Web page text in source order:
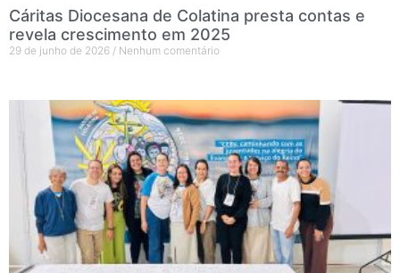
Cáritas Diocesana de Colatina presta contas e
revela crescimento em 2025
29 de junho de 2026 Nenhum comentário